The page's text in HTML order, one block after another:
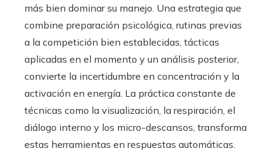
más bien dominar su manejo. Una estrategia que
combine preparación psicológica, rutinas previas
a la competición bien establecidas, tácticas
aplicadas en el momento y un análisis posterior,
convierte la incertidumbre en concentración y la
activación en energía. La práctica constante de
técnicas como la visualización, la respiración, el
diálogo interno y los micro-descansos, transforma
estas herramientas en respuestas automáticas.